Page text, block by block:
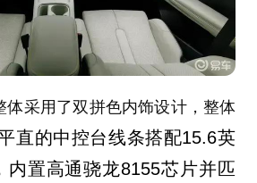
体采用了双拼色内饰设计，整体
直的中控台线条搭配15.6英
内置高通骁龙8155芯片并匹